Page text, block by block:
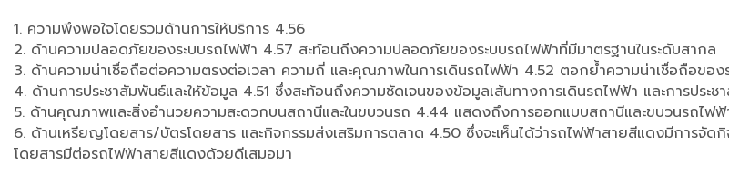
1. ความพึงพอใจโดยรวมด้านการให้บริการ 4.56
2. ด้านความปลอดภัยของระบบรถไฟฟ้า 4.57 สะท้อนถึงความปลอดภัยของระบบรถไฟฟ้าที่มีมาตรฐานในระดับสากล
3. ด้านความน่าเชื่อถือต่อความตรงต่อเวลา ความถี่ และคุณภาพในการเดินรถไฟฟ้า 4.52 ตอกย้ำความน่าเชื่อถือของ
4. ด้านการประชาสัมพันธ์และให้ข้อมูล 4.51 ซึ่งสะท้อนถึงความชัดเจนของข้อมูลเส้นทางการเดินรถไฟฟ้า และการประ
5. ด้านคุณภาพและสิ่งอำนวยความสะดวกบนสถานีและในขบวนรถ 4.44 แสดงถึงการออกแบบสถานีและขบวนรถไฟฟ้
6. ด้านเหรียญโดยสาร/บัตรโดยสาร และกิจกรรมส่งเสริมการตลาด 4.50 ซึ่งจะเห็นได้ว่ารถไฟฟ้าสายสีแดงมีการจั
โดยสารมีต่อรถไฟฟ้าสายสีแดงด้วยดีเสมอมา